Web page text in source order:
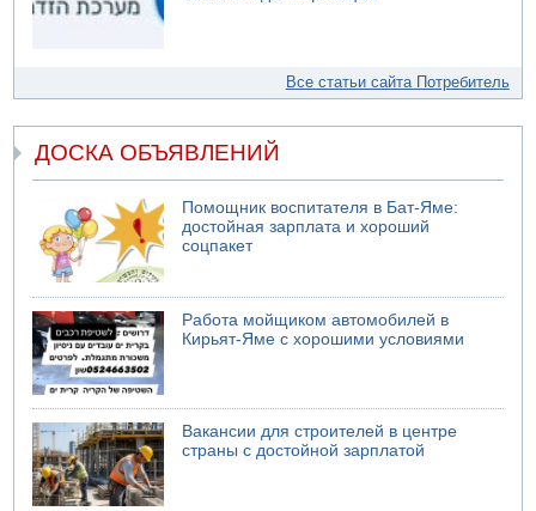
Все статьи сайта Потребитель
ДОСКА ОБЪЯВЛЕНИЙ
Помощник воспитателя в Бат-Яме:
достойная зарплата и хороший
соцпакет
Работа мойщиком автомобилей в
Кирьят-Яме с хорошими условиями
Вакансии для строителей в центре
страны с достойной зарплатой